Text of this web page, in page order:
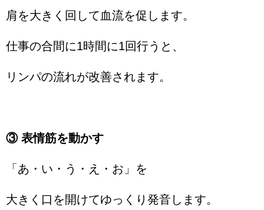
肩を大きく回して血流を促します。
仕事の合間に1時間に1回行うと、
リンパの流れが改善されます。
③ 表情筋を動かす
「あ・い・う・え・お」を
大きく口を開けてゆっくり発音します。